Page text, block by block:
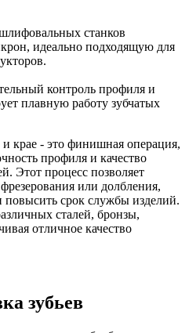
станков
идеально подходящую для
контроль профиля и
плавную работу зубчатых
крае - это финишная операция,
профиля и качество
Этот процесс позволяет
или долбления,
срок службы изделий.
сталей, бронзы,
отличное качество
зубьев